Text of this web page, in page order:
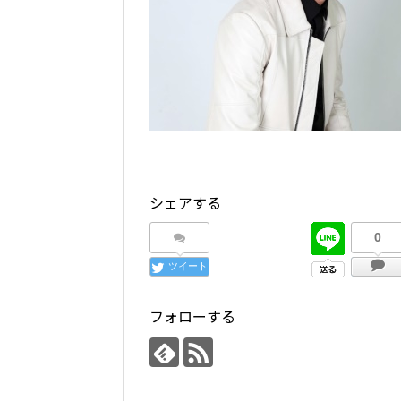
シェアする
ツイート
0
フォローする